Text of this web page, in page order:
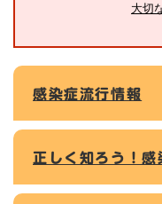
大切
感染症流行情報
正しく知ろう！感